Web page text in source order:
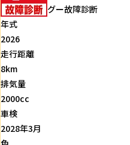
グー故障診断
年式
2026
走行距離
8km
排気量
2000cc
車検
2028年3月